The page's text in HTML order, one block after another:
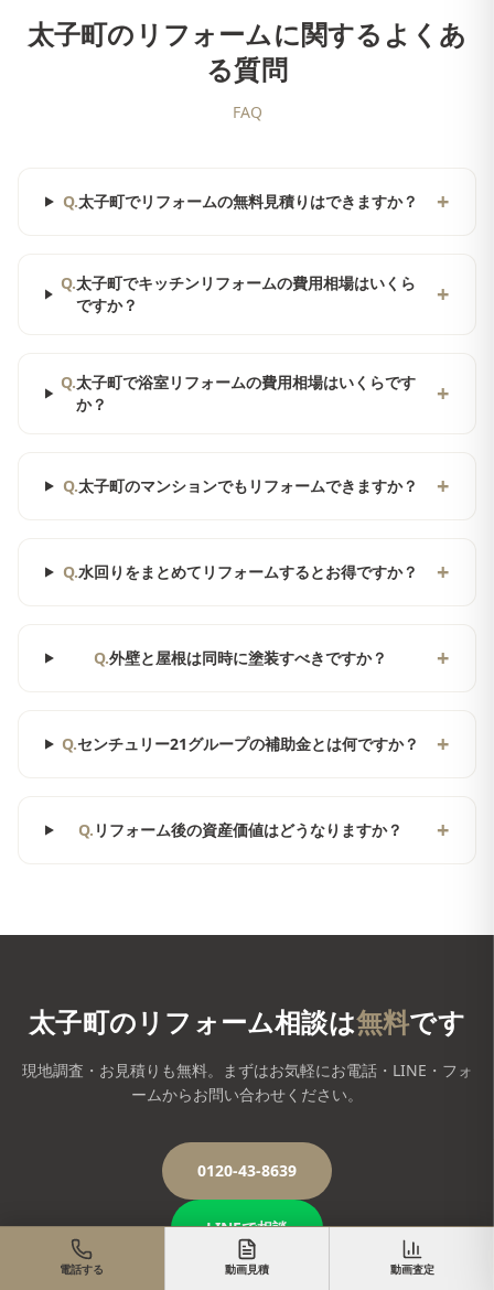
太子町のリフォームに関するよくあ
る質問
FAQ
Q.太子町でリフォームの無料見積りはできますか？ +
Q.太子町でキッチンリフォームの費用相場はいくら
ですか？
+
Q.太子町で浴室リフォームの費用相場はいくらです
か？
+
Q.太子町のマンションでもリフォームできますか？ +
Q.水回りをまとめてリフォームするとお得ですか？ +
Q.外壁と屋根は同時に塗装すべきですか？ +
Q.センチュリー21グループの補助金とは何ですか？ +
Q. リフォーム後の資産価値はどうなりますか？ +
太子町のリフォーム相談は無料です
現地調査・お見積りも無料。まずはお気軽にお電話・LINE・フォ
ームからお問い合わせください。
0120-43-8639
LINEで相談
電話する 動画見積 動画査定